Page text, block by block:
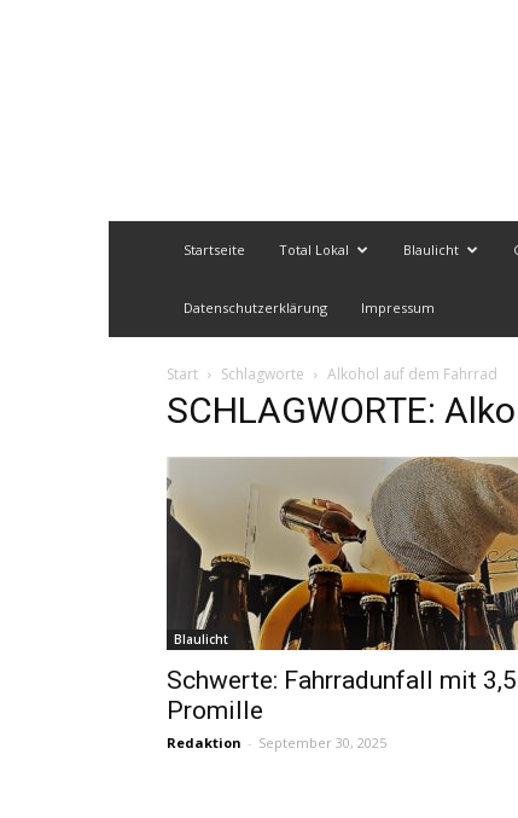
Startseite Total Lokal Blaulicht
Datenschutzerklärung Impressum
Start Schlagworte Alkohol auf dem Fahrrad
SCHLAGWORTE:
Blaulicht
Schwerte: Fahrradunfall mit
Promille
Redaktion - September 30, 2025